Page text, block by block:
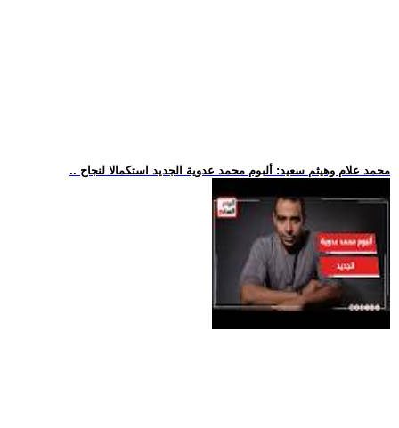
.. محمد علام وهيثم سعيد: ألبوم محمد عدوية الجديد استكمالا لنجاح